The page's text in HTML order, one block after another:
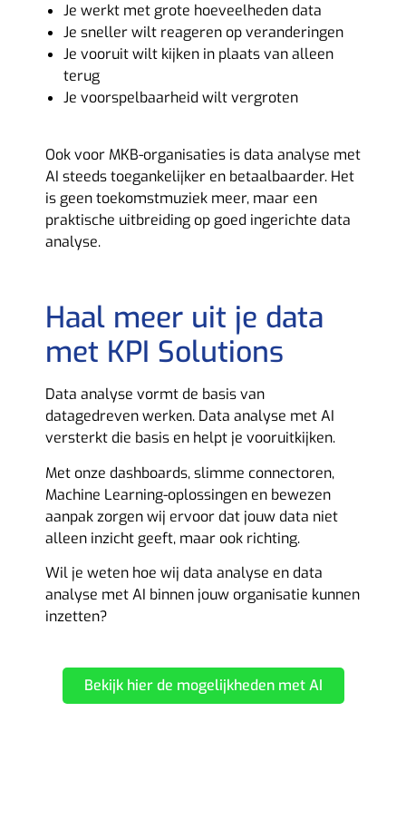
Je werkt met grote hoeveelheden data
Je sneller wilt reageren op veranderingen
Je vooruit wilt kijken in plaats van alleen
terug
Je voorspelbaarheid wilt vergroten
Ook voor MKB-organisaties is data analyse met
AI steeds toegankelijker en betaalbaarder. Het
is geen toekomstmuziek meer, maar een
praktische uitbreiding op goed ingerichte data
analyse.
Haal meer uit je data
met KPI Solutions
Data analyse vormt de basis van
datagedreven werken. Data analyse met AI
versterkt die basis en helpt je vooruitkijken.
Met onze dashboards, slimme connectoren,
Machine Learning-oplossingen en bewezen
aanpak zorgen wij ervoor dat jouw data niet
alleen inzicht geeft, maar ook richting.
Wil je weten hoe wij data analyse en data
analyse met AI binnen jouw organisatie kunnen
inzetten?
Bekijk hier de mogelijkheden met AI